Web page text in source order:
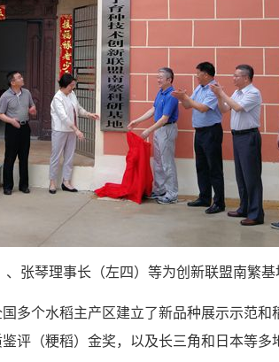
、张琴理事长（左四）等为创新联盟南繁基
多个水稻主产区建立了新品种展示示范
评（粳稻）金奖，以及长三角和日本等多